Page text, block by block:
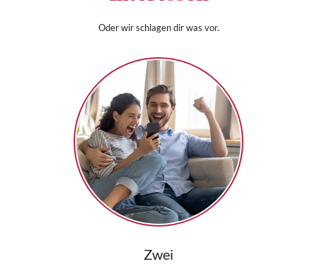
Oder wir schlagen dir was vor.
Zwei